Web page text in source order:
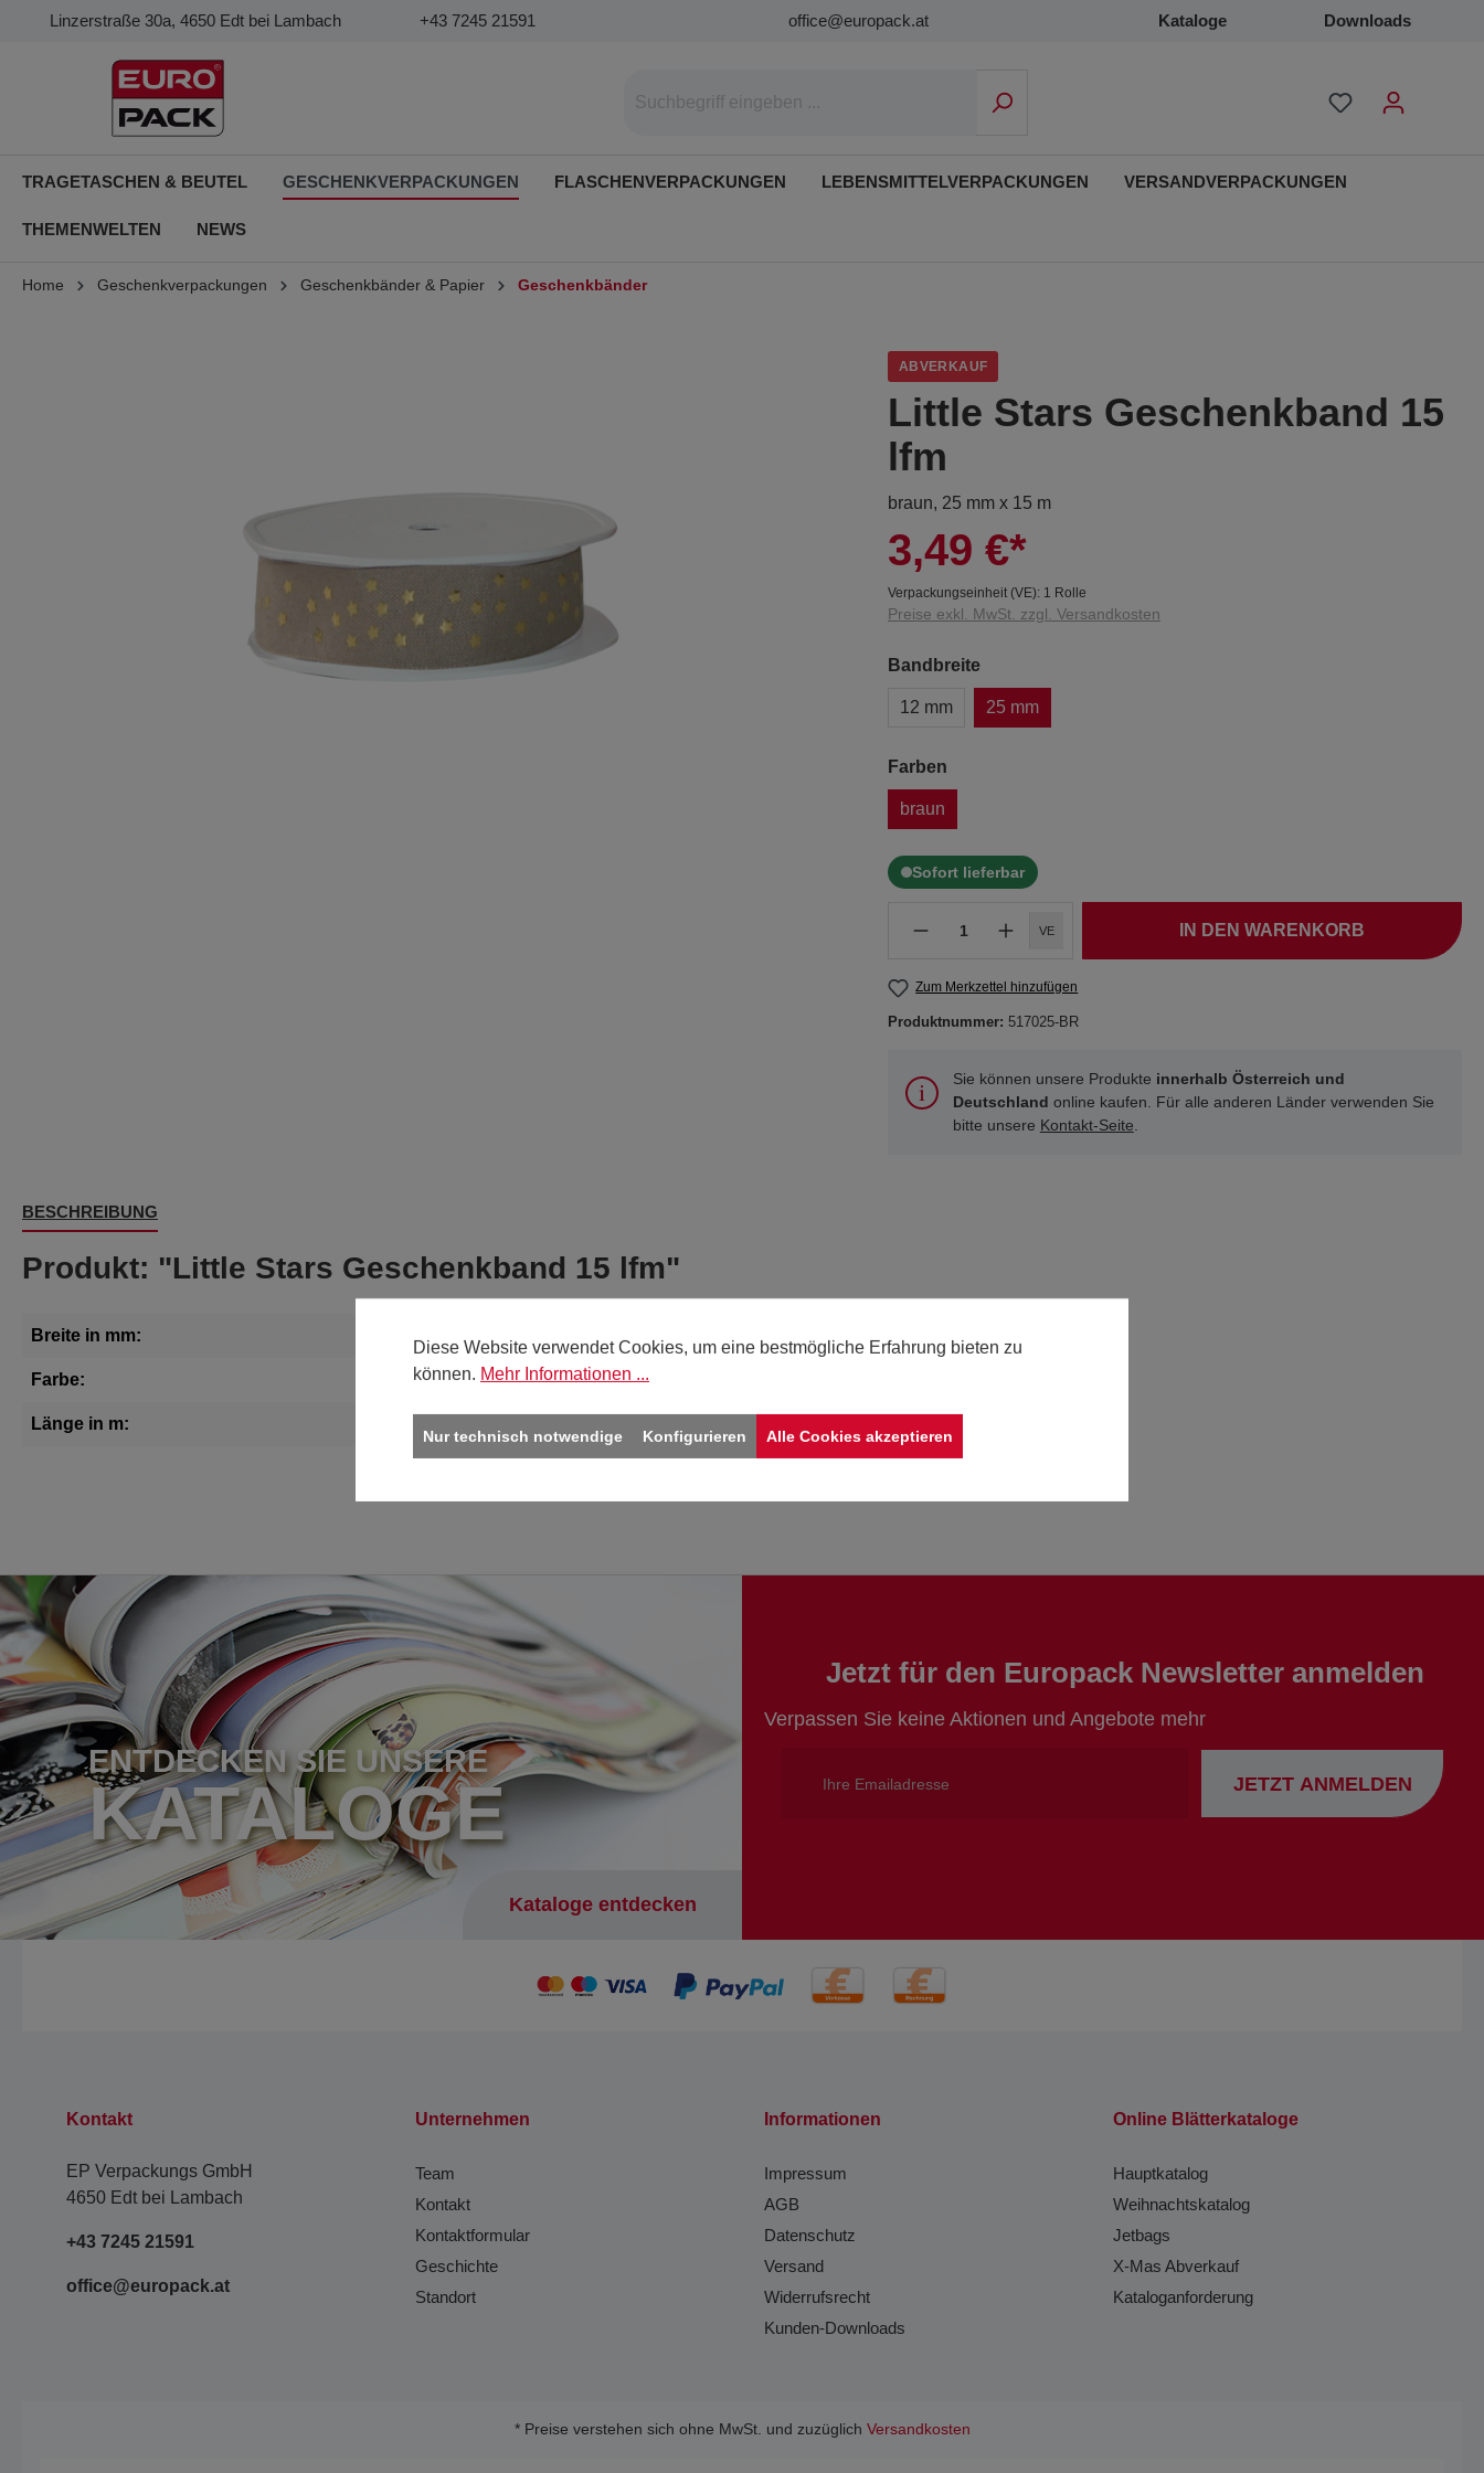
Linzerstraße 30a, 4650 Edt bei Lambach +43 7245 21591 office@europack.at Kataloge Downloads
TRAGETASCHEN & BEUTEL GESCHENKVERPACKUNGEN FLASCHENVERPACKUNGEN LEBENSMITTELVERPACKUNGEN VERSANDVERPACKUNGEN
THEMENWELTEN NEWS
Home Geschenkverpackungen Geschenkbänder & Papier Geschenkbänder
ABVERKAUF
Little Stars Geschenkband 15
lfm
braun, 25 mm x 15 m
3,49 €*
Verpackungseinheit (VE): 1 Rolle
Preise exkl. MwSt. zzgl. Versandkosten
Bandbreite
12 mm 25 mm
Farben
braun
Sofort lieferbar
VE IN DEN WARENKORB
Zum Merkzettel hinzufügen
Produktnummer: 517025-BR
Sie können unsere Produkte innerhalb Österreich und
Deutschland online kaufen. Für alle anderen Länder verwenden Sie
bitte unsere Kontakt-Seite.
BESCHREIBUNG
Produkt: "Little Stars Geschenkband 15 lfm"
Breite in mm: 25
Farbe: braun
Länge in m:
ENTDECKEN SIE UNSERE
KATALOGE
Kataloge entdecken
Jetzt für den Europack Newsletter anmelden
Verpassen Sie keine Aktionen und Angebote mehr
JETZT ANMELDEN
Kontakt
EP Verpackungs GmbH
4650 Edt bei Lambach
+43 7245 21591
office@europack.at
Unternehmen
Team
Kontakt
Kontaktformular
Geschichte
Standort
Informationen
Impressum
AGB
Datenschutz
Versand
Widerrufsrecht
Kunden-Downloads
Online Blätterkataloge
Hauptkatalog
Weihnachtskatalog
Jetbags
X-Mas Abverkauf
Kataloganforderung
* Preise verstehen sich ohne MwSt. und zuzüglich Versandkosten
Diese Website verwendet Cookies, um eine bestmögliche Erfahrung bieten zu
können. Mehr Informationen ...
Nur technisch notwendige Konfigurieren Alle Cookies akzeptieren